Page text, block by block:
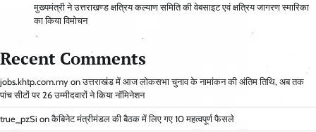
मुख्यमंत्री ने उत्तराखण्ड क्षत्रिय कल्याण समिति की वेबसाइट एवं क्षत्रिय जागरण स्मारिका
का किया विमोचन
Recent Comments
jobs.khtp.com.my onउत्तराखंड में आज लोकसभा चुनाव के नामांकन की अंतिम तिथि, अब तक
पांच सीटों पर 26 उम्मीदवारों ने किया नॉमिनेशन
true_pzSi onकैबिनेट मंत्रीमंडल की बैठक में लिए गए 10 महत्वपूर्ण फैसले